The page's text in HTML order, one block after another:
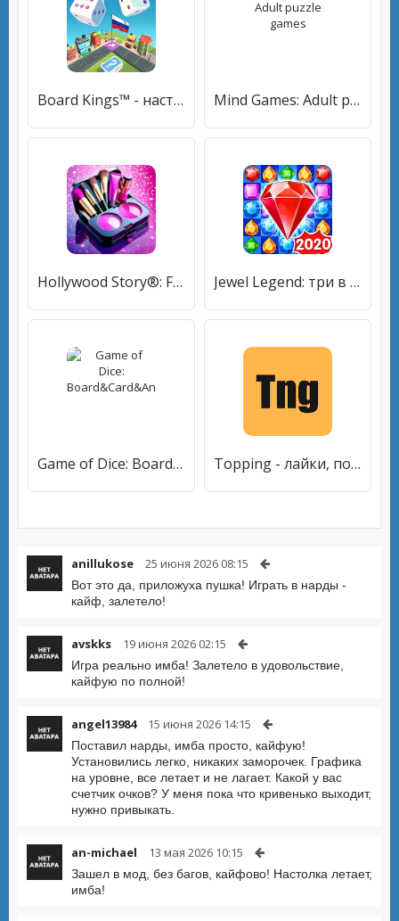
Board Kings™️ - настольные игры онлайн Mind Games: Adult puzzle games
Hollywood Story®: Fashion Star Jewel Legend: три в ряд игры без интернета
Game of Dice: Board&Card&Anime Topping - лайки, подписчики для Инсты и Вконтакте
anillukose 25 июня 2026 08:15
Вот это да, приложуха пушка! Играть в нарды -
кайф, залетело!
avskks 19 июня 2026 02:15
Игра реально имба! Залетело в удовольствие,
кайфую по полной!
angel13984 15 июня 2026 14:15
Поставил нарды, имба просто, кайфую!
Установились легко, никаких заморочек. Графика
на уровне, все летает и не лагает. Какой у вас
счетчик очков? У меня пока что кривенько выходит,
нужно привыкать.
an-michael 13 мая 2026 10:15
Зашел в мод, без багов, кайфово! Настолка летает,
имба!